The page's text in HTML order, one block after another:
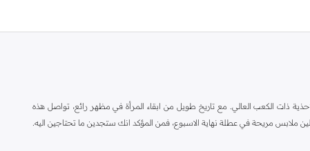
ذات الكعب العالي. مع تاريخ طويل من ابقاء المرأة في مظهر رائع، تواصل هذه
ملابس مريحة في عطلة نهاية الاسبوع، فمن المؤكد انك ستجدين ما تحتاجين اليه.